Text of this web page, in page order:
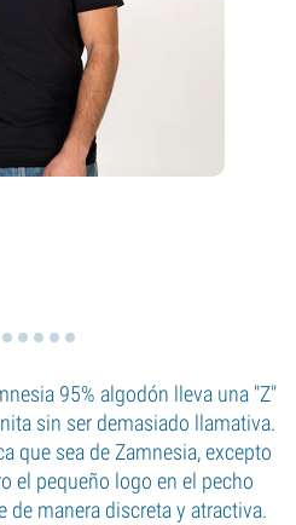
95% algodón lleva una "Z"
sin ser demasiado llamativa.
que sea de Zamnesia, excepto
el pequeño logo en el pecho
de manera discreta y atractiva.